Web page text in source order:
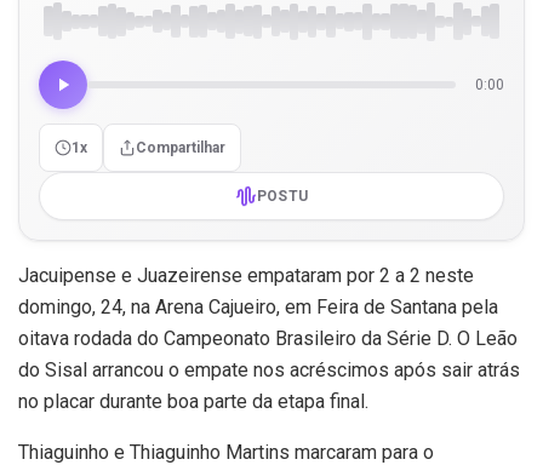
0:00
1x Compartilhar
POSTU
Jacuipense e Juazeirense empataram por 2 a 2 neste
domingo, 24, na Arena Cajueiro, em Feira de Santana pela
oitava rodada do Campeonato Brasileiro da Série D. O Leão
do Sisal arrancou o empate nos acréscimos após sair atrás
no placar durante boa parte da etapa final.
Thiaguinho e Thiaguinho Martins marcaram para o